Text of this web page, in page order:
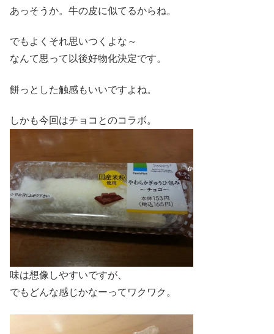
あっそうか。牛の皮に似てるからね。
でもよくそれ思いつくよな～
なんて思って以後好物化決定です。
餅っとした触感もいいですよね。
しかも今回はチョコとのコラボ。
味は想像しやすいですが、
でもどんな感じかなーってワクワク。